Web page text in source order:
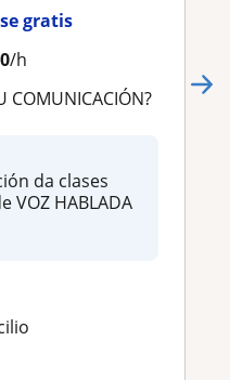
gratis
/h
COMUNICACIÓN?
da clases
VOZ HABLADA